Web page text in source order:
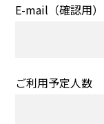
E-mail（確認用）
ご利用予定人数